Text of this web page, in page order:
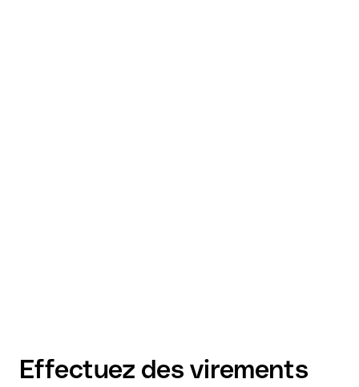
Effectuez des virements